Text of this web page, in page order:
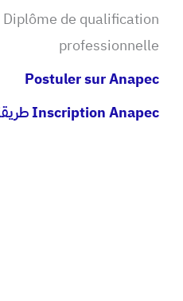
Diplôme de qualification
professionnelle
Postuler sur Anapec
Inscription Anapec طريقة التسجيل في أنابيك